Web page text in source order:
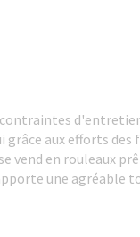
aux efforts
vend en rouleaux
une agréable